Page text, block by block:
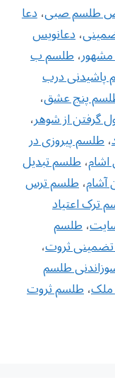
طلسم صبی،دعا
،دعانویس
،طلسم ب
پاشیدنی درب
پنج عشق،
گرفتن از شوهر،
،طلسم پیروزی در
،طلسم تبدیل
،طلسم ترس
ترک اعتیاد
،طلسم
ثروت،
طلسم
،طلسم ثروت